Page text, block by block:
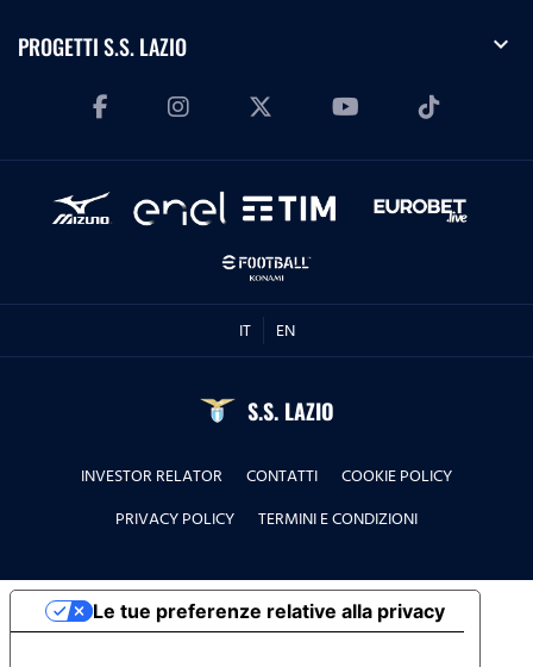
PROGETTI S.S. LAZIO expand_more
IT EN
S.S. LAZIO
INVESTOR RELATOR CONTATTI
COOKIE POLICY
PRIVACY POLICY
TERMINI E CONDIZIONI
Le tue preferenze relative alla privacy